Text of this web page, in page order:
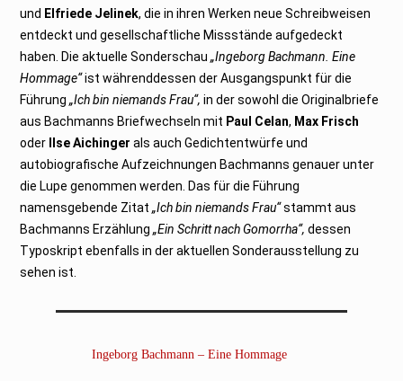
und Elfriede Jelinek, die in ihren Werken neue Schreibweisen
entdeckt und gesellschaftliche Missstände aufgedeckt
haben. Die aktuelle Sonderschau„Ingeborg Bachmann. Eine
Hommage“ist währenddessen der Ausgangspunkt für die
Führung„Ich bin niemands Frau“, in der sowohl die Originalbriefe
aus Bachmanns Briefwechseln mit Paul Celan, Max Frisch
oder
Ilse Aichingerals auch Gedichtentwürfe und
autobiografische Aufzeichnungen Bachmanns genauer unter
die Lupe genommen werden. Das für die Führung
namensgebende Zitat„Ich bin niemands Frau“stammt aus
Bachmanns Erzählung„Ein Schritt nach Gomorrha“, dessen
Typoskript ebenfalls in der aktuellen Sonderausstellung zu
sehen ist.
Ingeborg Bachmann – Eine Hommage